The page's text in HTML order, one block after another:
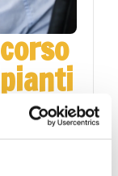
lucidità